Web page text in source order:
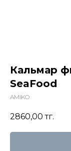
Кальмар
SeaFood
AMIKO
2860,00 тг.